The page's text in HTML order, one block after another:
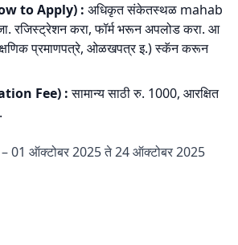
to Apply) : अधिकृत संकेतस्थळ mahab
रजिस्ट्रेशन करा, फॉर्म भरून अपलोड करा. आ
प्रमाणपत्रे, ओळखपत्र इ.) स्कॅन करून
Fee) :सामान्य साठी रु. 1000, आरक्षित
– 01 ऑक्टोबर 2025 ते 24 ऑक्टोबर 2025